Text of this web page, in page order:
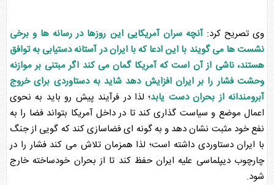
وی تصریح کرد:آنچه سران آمریکایی این روزها در رسانه ها و برخی
نشست ها می گویند با این ادعا که با ایران در آستانه دستیابی به توافق
هستند، ناشی از آن است که آمریکا گمان می کند اگر مبتنی بر موازنه
وحشت فشار را بر ایران افزایش دهد شاید به دستاوردی برای خروج
آبرومندانه از بحران دست یابد؛ لذا در فرآیند پیش رو باید به نحوی
اعمال موضع و سیاست گذاری کند تا در داخل آمریکا بتواند فضا را به
نفع خود مثبت نشان دهد و به گونه ای فضاسازی کند که گویی از جنگ
با ایران دستاوردی داشته است؛ لذا همزمان تلاش می کند فشار را در
چارچوب دیپلماسی علیه ایران حفظ کند تا از بحران خودساخته خارج
شود.